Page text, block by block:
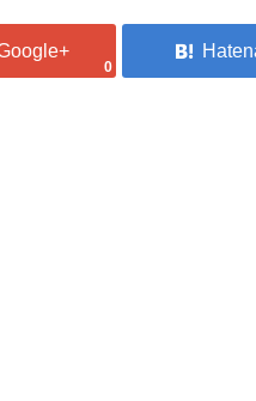
0